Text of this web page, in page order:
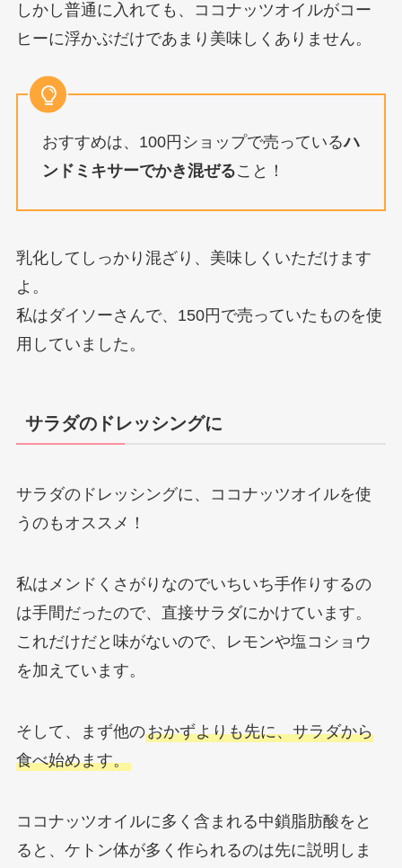
しかし普通に入れても、ココナッツオイルがコー
ヒーに浮かぶだけであまり美味しくありません。
おすすめは、100円ショップで売っているハ
ンドミキサーでかき混ぜること！
乳化してしっかり混ざり、美味しくいただけます
よ。
私はダイソーさんで、150円で売っていたものを使
用していました。
サラダのドレッシングに
サラダのドレッシングに、ココナッツオイルを使
うのもオススメ！
私はメンドくさがりなのでいちいち手作りするの
は手間だったので、直接サラダにかけています。
これだけだと味がないので、レモンや塩コショウ
を加えています。
そして、まず他のおかずよりも先に、サラダから
食べ始めます。
ココナッツオイルに多く含まれる中鎖脂肪酸をと
ると、ケトン体が多く作られるのは先に説明しま